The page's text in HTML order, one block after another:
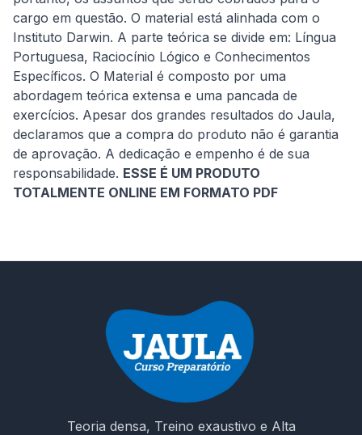
cargo em questão. O material está alinhada com o
Instituto Darwin. A parte teórica se divide em: Língua
Portuguesa, Raciocínio Lógico e Conhecimentos
Específicos. O Material é composto por uma
abordagem teórica extensa e uma pancada de
exercícios. Apesar dos grandes resultados do Jaula,
declaramos que a compra do produto não é garantia
de aprovação. A dedicação e empenho é de sua
responsabilidade. ESSE É UM PRODUTO
TOTALMENTE ONLINE EM FORMATO PDF
Teoria densa, Treino exaustivo e Alta